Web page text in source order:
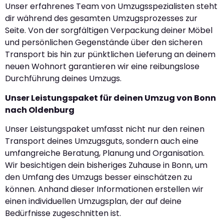
Unser erfahrenes Team von Umzugsspezialisten steht
dir während des gesamten Umzugsprozesses zur
Seite. Von der sorgfältigen Verpackung deiner Möbel
und persönlichen Gegenstände über den sicheren
Transport bis hin zur pünktlichen Lieferung an deinem
neuen Wohnort garantieren wir eine reibungslose
Durchführung deines Umzugs.
Unser Leistungspaket für deinen Umzug von Bonn
nach Oldenburg
Unser Leistungspaket umfasst nicht nur den reinen
Transport deines Umzugsguts, sondern auch eine
umfangreiche Beratung, Planung und Organisation.
Wir besichtigen dein bisheriges Zuhause in Bonn, um
den Umfang des Umzugs besser einschätzen zu
können. Anhand dieser Informationen erstellen wir
einen individuellen Umzugsplan, der auf deine
Bedürfnisse zugeschnitten ist.